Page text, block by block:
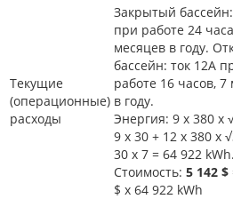
Текущие
(операционные)
расходы
Закрытый
при работе 24
месяцев в году.
бассейн: ток 12А
работе 16 часов, 7
в году.
Энергия: 9 х 380 х
9 x 30 + 12 х 380 х
30 х 7 = 64 922 kWh.
Стоимость: 5 142 $
$ х 64 922 kWh